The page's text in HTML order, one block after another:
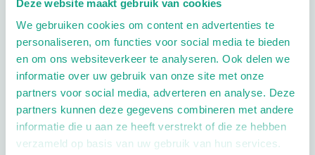
Deze website maakt gebruik van cookies
We gebruiken cookies om content en advertenties te
personaliseren, om functies voor social media te bieden
en om ons websiteverkeer te analyseren. Ook delen we
informatie over uw gebruik van onze site met onze
partners voor social media, adverteren en analyse. Deze
partners kunnen deze gegevens combineren met andere
informatie die u aan ze heeft verstrekt of die ze hebben
verzameld op basis van uw gebruik van hun services.
Extra opties